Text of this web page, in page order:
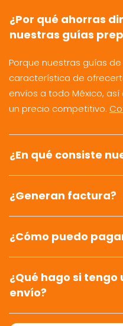
¿Por qué ahorras
nuestras guías
Porque nuestras guías
característica de
envíos a todo México,
un precio competitivo.
¿En qué consiste
¿Generan factura?
¿Cómo puedo
¿Qué hago si
envío?